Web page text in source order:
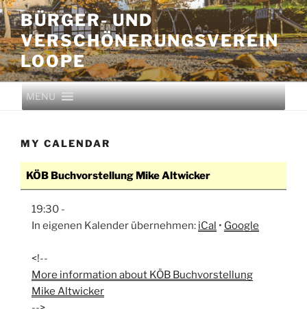
BÜRGER- UND
VERSCHÖNERUNGS­VEREIN
LOOPE
MENU
MY CALENDAR
KÖB Buchvorstellung Mike Altwicker
19:30 -
In eigenen Kalender übernehmen: iCal • Google
<!--
More information about KÖB Buchvorstellung
Mike Altwicker